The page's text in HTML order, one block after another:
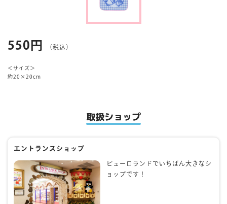
550円 （税込）
＜サイズ＞
約20×20cm
取扱ショップ
エントランスショップ
ピューロランドでいちばん大きなシ
ョップです！